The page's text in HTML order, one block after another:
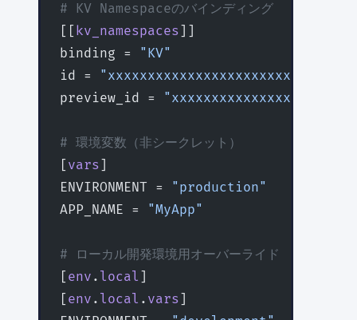
# KV Namespaceのバインディング
[[ kv_namespaces ]]
binding = "KV"
id =
preview_id =
# 環境変数（非シークレット）
[ vars ]
ENVIRONMENT = "production"
APP_NAME = "MyApp"
# ローカル開発環境用オーバーライド
[ env . local ]
[ env . local . vars ]